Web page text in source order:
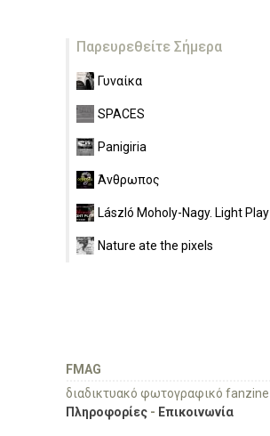
Παρευρεθείτε Σήμερα
Γυναίκα
SPACES
Panigiria
Άνθρωπος
László Moholy-Nagy. Light Play
Nature ate the pixels
FMAG
διαδικτυακό φωτογραφικό fanzine
Πληροφορίες - Επικοινωνία